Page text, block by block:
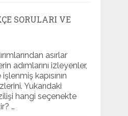
SORULARI VE
asırlar
adımlarını izleyenler,
kapısının
Yukarıdaki
hangi seçenekte
…